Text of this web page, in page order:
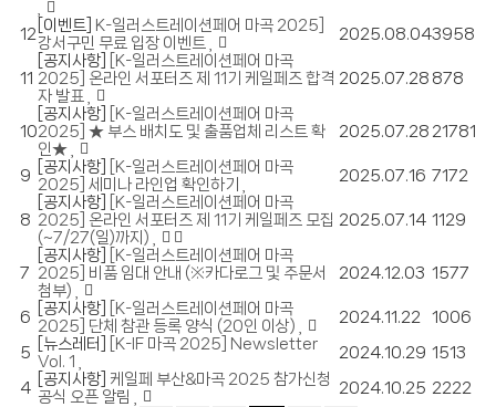
12 [이벤트]
K-일러스트레이션페어 마곡 2025]
강서구민 무료 입장 이벤트
2025.08.043958
11
[공지사항]
[K-일러스트레이션페어 마곡
2025] 온라인 서포터즈 제 11기 케일페즈 합격
자 발표
2025.07.28 878
10
[공지사항]
[K-일러스트레이션페어 마곡
2025] ★ 부스 배치도 및 출품업체 리스트 확
인★
2025.07.28 21781
9 [공지사항]
[K-일러스트레이션페어 마곡
2025] 세미나 라인업 확인하기
2025.07.16 7172
8
[공지사항]
[K-일러스트레이션페어 마곡
2025] 온라인 서포터즈 제 11기 케일페즈 모집
(~7/27(일)까지)
2025.07.14 1129
7
[공지사항]
[K-일러스트레이션페어 마곡
2025] 비품 임대 안내 (※카다로그 및 주문서
첨부)
2024.12.03 1577
6 [공지사항]
[K-일러스트레이션페어 마곡
2025] 단체 참관 등록 양식 (20인 이상)
2024.11.22
1006
5
[뉴스레터]
[K-IF 마곡 2025] Newsletter
Vol. 1
2024.10.29 1513
4
[공지사항] 케일페 부산&마곡 2025 참가신청
공식 오픈 알림
2024.10.25 2222